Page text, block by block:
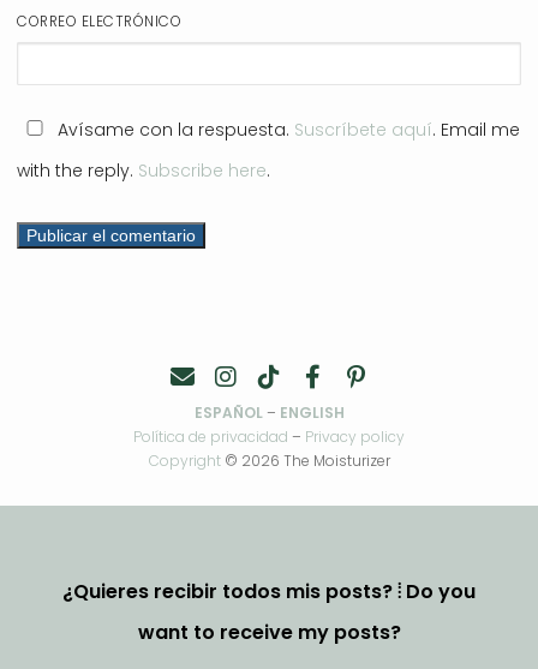
CORREO ELECTRÓNICO
Avísame con la respuesta. Suscríbete aquí. Email me
with the reply. Subscribe here.
ESPAÑOL– ENGLISH
Política de privacidad – Privacy policy
Copyright© 2026 The Moisturizer
¿Quieres recibir todos mis posts? ⦙ Do you
want to receive my posts?